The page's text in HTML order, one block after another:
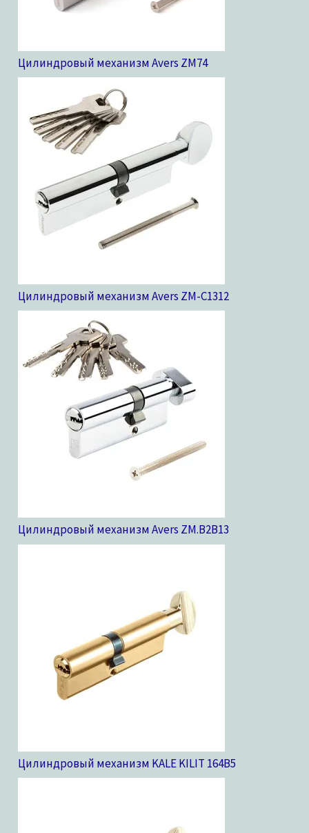
Цилиндровый механизм Avers ZM74
Цилиндровый механизм Avers ZM-C1312
Цилиндровый механизм Avers ZM.B2B13
Цилиндровый механизм KALE KILIT 164B5